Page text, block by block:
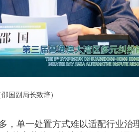
邵国副局长致辞）
单一处置方式难以适配行业治